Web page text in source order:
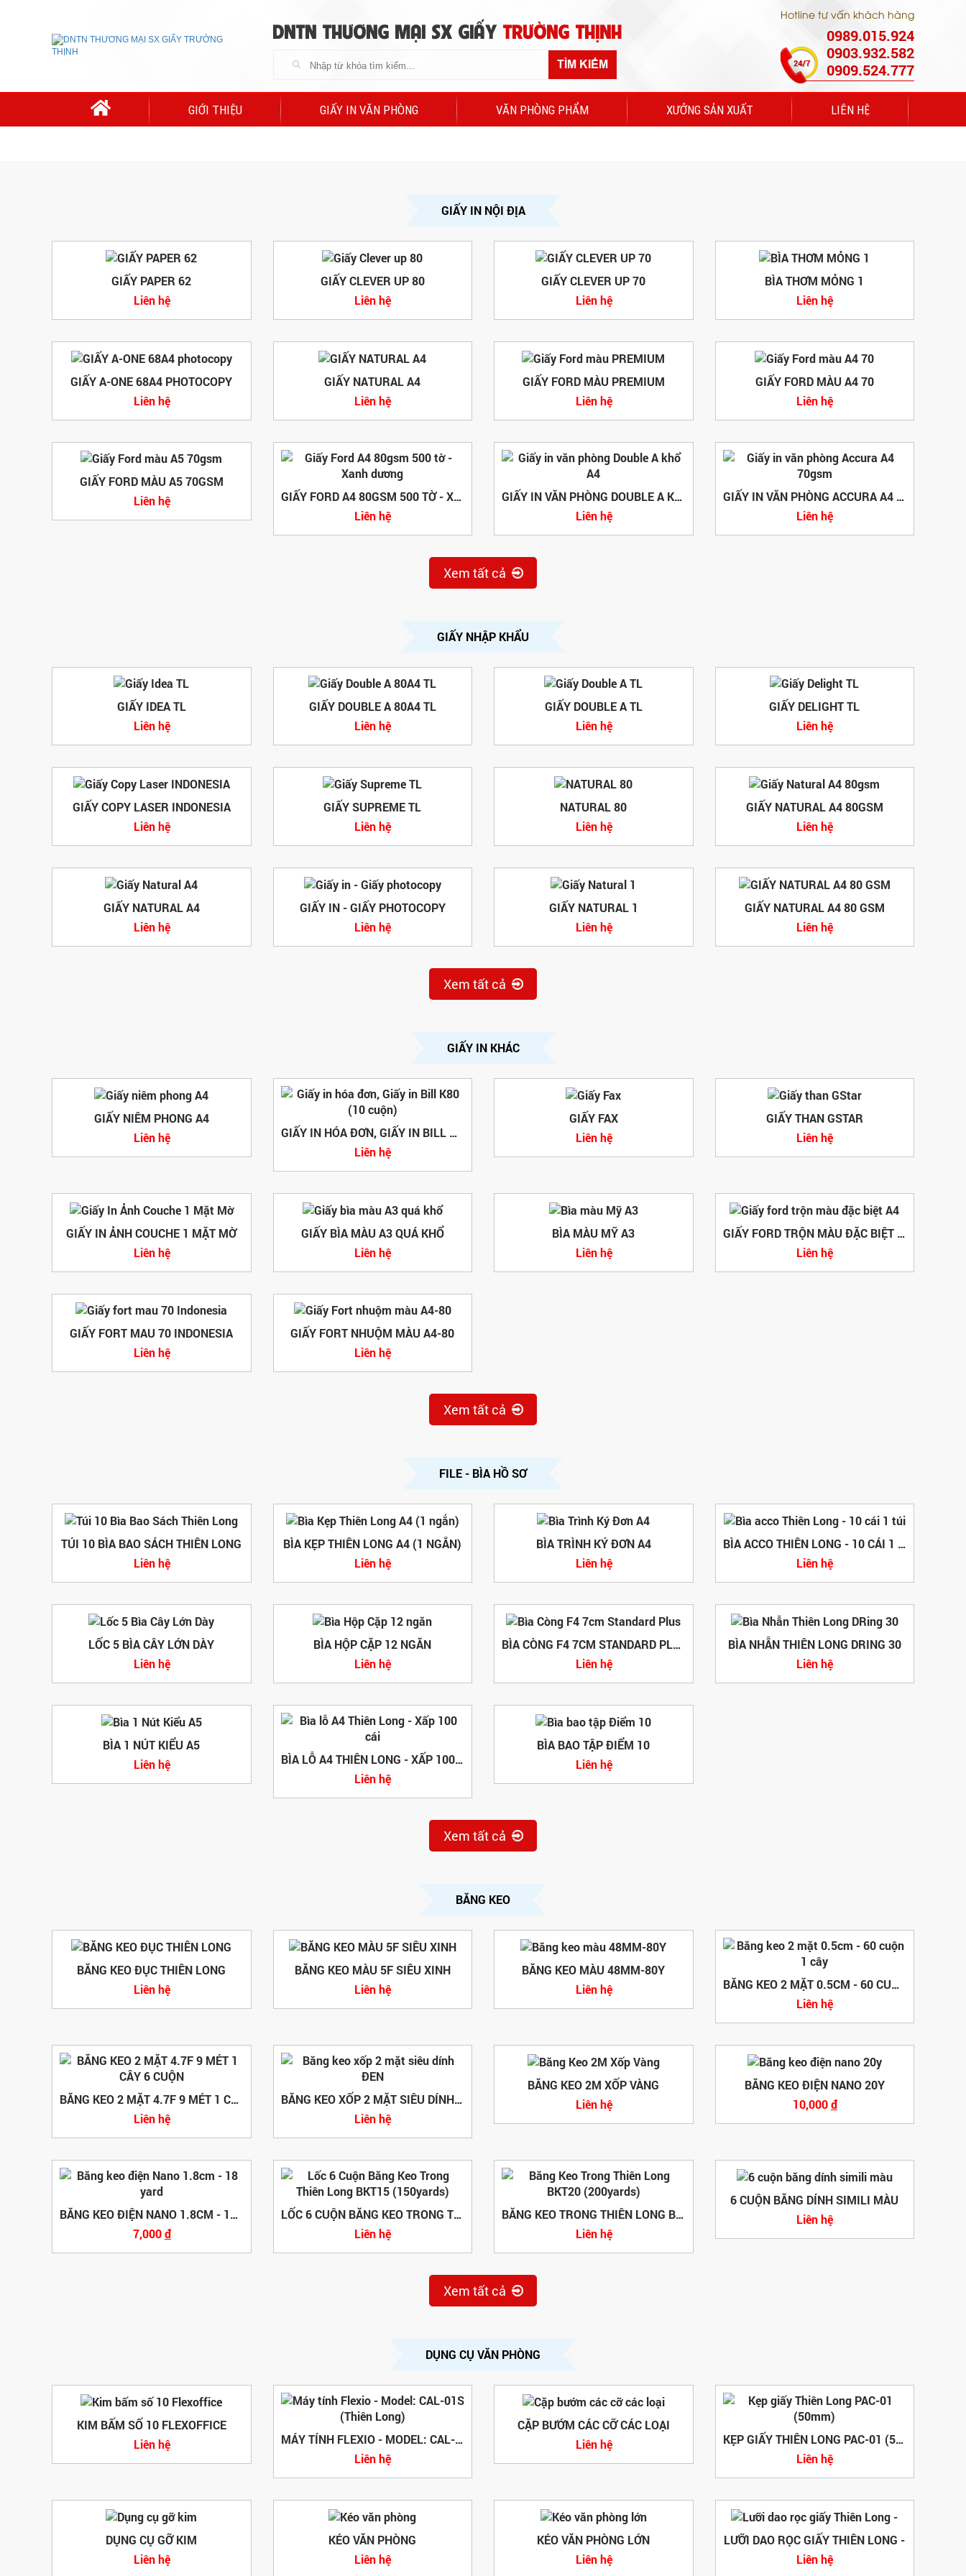
DNTN THƯƠNG MẠI SX GIẤY TRƯỜNG THỊNH
TÌM KIẾM
Hotline tư vấn khách hàng
0989.015.924
0903.932.582
0909.524.777
GIỚI THIỆU GIẤY IN VĂN PHÒNG VĂN PHÒNG PHẨM XƯỞNG SẢN XUẤT LIÊN HỆ
GIẤY IN NỘI ĐỊA
GIẤY PAPER 62
Liên hệ
GIẤY CLEVER UP 80
Liên hệ
GIẤY CLEVER UP 70
Liên hệ
BÌA THƠM MỎNG 1
Liên hệ
GIẤY A-ONE 68A4 PHOTOCOPY
Liên hệ
GIẤY NATURAL A4
Liên hệ
GIẤY FORD MÀU PREMIUM
Liên hệ
GIẤY FORD MÀU A4 70
Liên hệ
GIẤY FORD MÀU A5 70GSM
Liên hệ
GIẤY FORD A4 80GSM 500 TỜ - XANH DƯƠNG
Liên hệ
GIẤY IN VĂN PHÒNG DOUBLE A KHỔ A4
Liên hệ
GIẤY IN VĂN PHÒNG ACCURA A4 70GSM
Liên hệ
Xem tất cả
GIẤY NHẬP KHẨU
GIẤY IDEA TL
Liên hệ
GIẤY DOUBLE A 80A4 TL
Liên hệ
GIẤY DOUBLE A TL
Liên hệ
GIẤY DELIGHT TL
Liên hệ
GIẤY COPY LASER INDONESIA
Liên hệ
GIẤY SUPREME TL
Liên hệ
NATURAL 80
Liên hệ
GIẤY NATURAL A4 80GSM
Liên hệ
GIẤY NATURAL A4
Liên hệ
GIẤY IN - GIẤY PHOTOCOPY
Liên hệ
GIẤY NATURAL 1
Liên hệ
GIẤY NATURAL A4 80 GSM
Liên hệ
Xem tất cả
GIẤY IN KHÁC
GIẤY NIÊM PHONG A4
Liên hệ
GIẤY IN HÓA ĐƠN, GIẤY IN BILL K80 (10 CUỘN)
Liên hệ
GIẤY FAX
Liên hệ
GIẤY THAN GSTAR
Liên hệ
GIẤY IN ẢNH COUCHE 1 MẶT MỜ
Liên hệ
GIẤY BÌA MÀU A3 QUÁ KHỔ
Liên hệ
BÌA MÀU MỸ A3
Liên hệ
GIẤY FORD TRỘN MÀU ĐẶC BIỆT A4
Liên hệ
GIẤY FORT MAU 70 INDONESIA
Liên hệ
GIẤY FORT NHUỘM MÀU A4-80
Liên hệ
Xem tất cả
FILE - BÌA HỒ SƠ
TÚI 10 BÌA BAO SÁCH THIÊN LONG
Liên hệ
BÌA KẸP THIÊN LONG A4 (1 NGẮN)
Liên hệ
BÌA TRÌNH KÝ ĐƠN A4
Liên hệ
BÌA ACCO THIÊN LONG - 10 CÁI 1 TÚI
Liên hệ
LỐC 5 BÌA CÂY LỚN DÀY
Liên hệ
BÌA HỘP CẶP 12 NGĂN
Liên hệ
BÌA CÒNG F4 7CM STANDARD PLUS
Liên hệ
BÌA NHẪN THIÊN LONG DRING 30
Liên hệ
BÌA 1 NÚT KIỂU A5
Liên hệ
BÌA LỖ A4 THIÊN LONG - XẤP 100 CÁI
Liên hệ
BÌA BAO TẬP ĐIỂM 10
Liên hệ
Xem tất cả
BĂNG KEO
BĂNG KEO ĐỤC THIÊN LONG
Liên hệ
BĂNG KEO MÀU 5F SIÊU XINH
Liên hệ
BĂNG KEO MÀU 48MM-80Y
Liên hệ
BĂNG KEO 2 MẶT 0.5CM - 60 CUỘN 1 CÂY
Liên hệ
BĂNG KEO 2 MẶT 4.7F 9 MÉT 1 CÂY 6 CUỘN
Liên hệ
BĂNG KEO XỐP 2 MẶT SIÊU DÍNH ĐEN
Liên hệ
BĂNG KEO 2M XỐP VÀNG
Liên hệ
BĂNG KEO ĐIỆN NANO 20Y
10,000đ
BĂNG KEO ĐIỆN NANO 1.8CM - 18 YARD
7,000đ
LỐC 6 CUỘN BĂNG KEO TRONG THIÊN LONG BKT15 (150YARDS)
Liên hệ
BĂNG KEO TRONG THIÊN LONG BKT20 (200YARDS)
Liên hệ
6 CUỘN BĂNG DÍNH SIMILI MÀU
Liên hệ
Xem tất cả
DỤNG CỤ VĂN PHÒNG
KIM BẤM SỐ 10 FLEXOFFICE
Liên hệ
MÁY TÍNH FLEXIO - MODEL: CAL-01S (THIÊN LONG)
Liên hệ
CẶP BƯỚM CÁC CỠ CÁC LOẠI
Liên hệ
KẸP GIẤY THIÊN LONG PAC-01 (50MM)
Liên hệ
DỤNG CỤ GỠ KIM
Liên hệ
KÉO VĂN PHÒNG
Liên hệ
KÉO VĂN PHÒNG LỚN
Liên hệ
LƯỠI DAO RỌC GIẤY THIÊN LONG -
Liên hệ